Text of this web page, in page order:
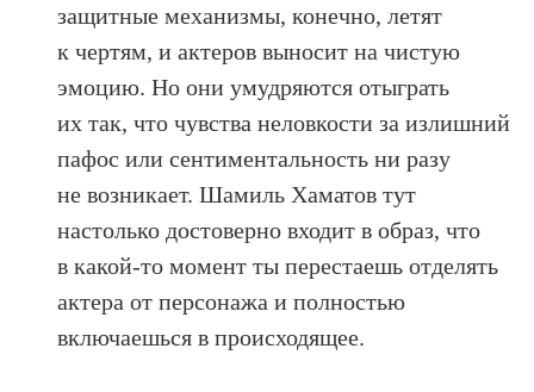
защитные механизмы, конечно, летят
к чертям, и актеров выносит на чистую
эмоцию. Но они умудряются отыграть
их так, что чувства неловкости за излишний
пафос или сентиментальность ни разу
не возникает. Шамиль Хаматов тут
настолько достоверно входит в образ, что
в какой-то момент ты перестаешь отделять
актера от персонажа и полностью
включаешься в происходящее.